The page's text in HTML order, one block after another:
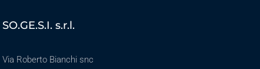
SO.GE.S.I. s.r.l.
Via Roberto Bianchi snc